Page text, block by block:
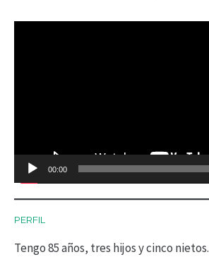
d
c
t
o
00:00
PERFIL
Tengo 85 años, tres hijos y cinco nietos.